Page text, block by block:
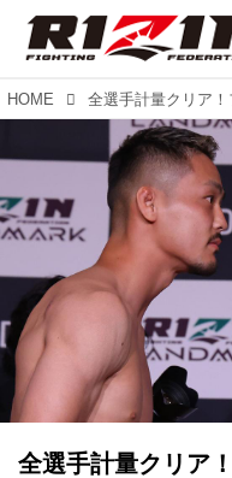
HOME
全選手計量クリア